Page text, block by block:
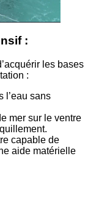
:
les bases
:
l’eau sans
mer sur le ventre
capable de
aide matérielle